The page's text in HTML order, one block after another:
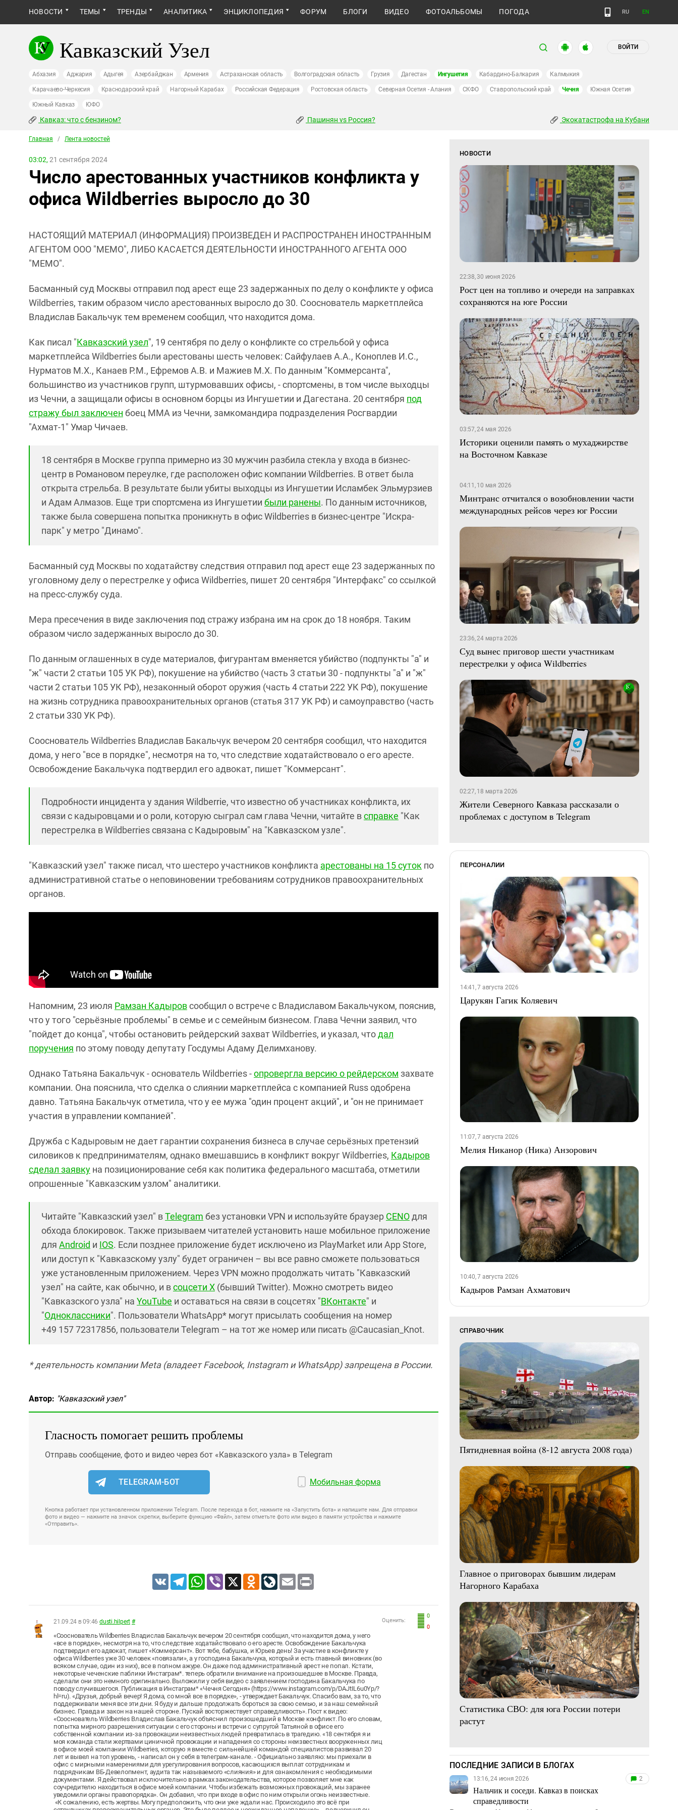
НОВОСТИ ТЕМЫ ТРЕНДЫ АНАЛИТИКА ЭНЦИКЛОПЕДИЯ ФОРУМ БЛОГИ ВИДЕО ФОТОАЛЬБОМЫ ПОГОДА RU EN
Кавказский Узел ВОЙТИ
Абхазия Аджария Адыгея Азербайджан Армения Астраханская область Волгоградская область Грузия Дагестан Ингушетия Кабардино-Балкария Калмыкия
Карачаево-Черкесия Краснодарский край Нагорный Карабах Российская Федерация Ростовская область Северная Осетия - Алания СКФО Ставропольский край Чечня Южная Осетия
Южный Кавказ ЮФО
Кавказ: что с бензином? Пашинян vs Россия? Экокатастрофа на Кубани
Главная / Лента новостей
03:02, 21 сентября 2024
Число арестованных участников конфликта у
офиса Wildberries выросло до 30
НАСТОЯЩИЙ МАТЕРИАЛ (ИНФОРМАЦИЯ) ПРОИЗВЕДЕН И РАСПРОСТРАНЕН ИНОСТРАННЫМ
АГЕНТОМ ООО "МЕМО", ЛИБО КАСАЕТСЯ ДЕЯТЕЛЬНОСТИ ИНОСТРАННОГО АГЕНТА ООО
"МЕМО".
Басманный суд Москвы отправил под арест еще 23 задержанных по делу о конфликте у офиса
Wildberries, таким образом число арестованных выросло до 30. Сооснователь маркетплейса
Владислав Бакальчук тем временем сообщил, что находится дома.
Как писал "Кавказский узел", 19 сентября по делу о конфликте со стрельбой у офиса
маркетплейса Wildberries были арестованы шесть человек: Сайфулаев А.А., Коноплев И.С.,
Нурматов М.Х., Канаев Р.М., Ефремов А.В. и Мажиев М.Х. По данным "Коммерсанта",
большинство из участников групп, штурмовавших офисы, - спортсмены, в том числе выходцы
из Чечни, а защищали офисы в основном борцы из Ингушетии и Дагестана. 20 сентября под
стражу был заключен боец ММА из Чечни, замкомандира подразделения Росгвардии
"Ахмат-1" Умар Чичаев.
18 сентября в Москве группа примерно из 30 мужчин разбила стекла у входа в бизнес-
центр в Романовом переулке, где расположен офис компании Wildberries. В ответ была
открыта стрельба. В результате были убиты выходцы из Ингушетии Исламбек Эльмурзиев
и Адам Алмазов. Еще три спортсмена из Ингушетии были ранены. По данным источников,
также была совершена попытка проникнуть в офис Wildberries в бизнес-центре "Искра-
парк" у метро "Динамо".
Басманный суд Москвы по ходатайству следствия отправил под арест еще 23 задержанных по
уголовному делу о перестрелке у офиса Wildberries, пишет 20 сентября "Интерфакс" со ссылкой
на пресс-службу суда.
Мера пресечения в виде заключения под стражу избрана им на срок до 18 ноября. Таким
образом число задержанных выросло до 30.
По данным оглашенных в суде материалов, фигурантам вменяется убийство (подпункты "а" и
"ж" части 2 статьи 105 УК РФ), покушение на убийство (часть 3 статьи 30 - подпункты "а" и "ж"
части 2 статьи 105 УК РФ), незаконный оборот оружия (часть 4 статьи 222 УК РФ), покушение
на жизнь сотрудника правоохранительных органов (статья 317 УК РФ) и самоуправство (часть
2 статьи 330 УК РФ).
Сооснователь Wildberries Владислав Бакальчук вечером 20 сентября сообщил, что находится
дома, у него "все в порядке", несмотря на то, что следствие ходатайствовало о его аресте.
Освобождение Бакальчука подтвердил его адвокат, пишет "Коммерсант".
Подробности инцидента у здания Wildberrie, что известно об участниках конфликта, их
связи с кадыровцами и о роли, которую сыграл сам глава Чечни, читайте всправке "Как
перестрелка в Wildberries связана с Кадыровым" на "Кавказском узле".
"Кавказский узел" также писал, что шестеро участников конфликта арестованы на 15 суток по
административной статье о неповиновении требованиям сотрудников правоохранительных
органов.
Напомним, 23 июля Рамзан Кадыровсообщил о встрече с Владиславом Бакальчуком, пояснив,
что у того "серьёзные проблемы" в семье и с семейным бизнесом. Глава Чечни заявил, что
"пойдет до конца", чтобы остановить рейдерский захват Wildberries, и указал, чтодал
поручения по этому поводу депутату Госдумы Адаму Делимханову.
Однако Татьяна Бакальчук - основатель Wildberries -опровергла версию о рейдерском захвате
компании. Она пояснила, что сделка о слиянии маркетплейса с компанией Russ одобрена
давно. Татьяна Бакальчук отметила, что у ее мужа "один процент акций", и "он не принимает
участия в управлении компанией".
Дружба с Кадыровым не дает гарантии сохранения бизнеса в случае серьёзных претензий
силовиков к предпринимателям, однако вмешавшись в конфликт вокруг Wildberries, Кадыров
сделал заявку на позиционирование себя как политика федерального масштаба, отметили
опрошенные "Кавказским узлом" аналитики.
Читайте "Кавказский узел" вTelegram без установки VPN и используйте браузер CENOдля
обхода блокировок. Также призываем читателей установить наше мобильное приложение
для Android и IOS. Если позднее приложение будет исключено из PlayMarket или App Store,
или доступ к "Кавказскому узлу" будет ограничен – вы все равно сможете пользоваться
уже установленным приложением. Через VPN можно продолжать читать "Кавказский
узел" на сайте, как обычно, и всоцсети X (бывший Twitter). Можно смотреть видео
"Кавказского узла" на YouTube и оставаться на связи в соцсетях "ВКонтакте" и
"Одноклассники". Пользователи WhatsApp* могут присылать сообщения на номер
+49 157 72317856, пользователи Telegram – на тот же номер или писать @Caucasian_Knot.
* деятельность компании Meta (владеет Facebook, Instagram и WhatsApp) запрещена в России.
Автор: "Кавказский узел"
Гласность помогает решить проблемы
Отправь сообщение, фото и видео через бот «Кавказского узла» в Telegram
TELEGRAM-БОТ Мобильная форма
Кнопка работает при установленном приложении Telegram. После перехода в бот, нажмите на «Запустить бота» и напишите нам. Для отправки
фото и видео — нажмите на значок скрепки, выберите функцию «Файл», затем отметьте фото или видео в памяти устройства и нажмите
«Отправить».
VK TelegramWhatsApp
Viber X Odnoklassniki
LiveJournal
Email
0
0
Оценить:
21.09.24 в 09:46 dusti.hilpert #
«Сооснователь Wildberries Владислав Бакальчук вечером 20 сентября сообщил, что находится дома, у него
«все в порядке», несмотря на то, что следствие ходатайствовало о его аресте. Освобождение Бакальчука
подтвердил его адвокат, пишет «Коммерсант». Вот тебе, бабушка, и Юрьев день! За участие в конфликте у
офиса Wildberries уже 30 человек «повязали», а у господина Бакальчука, который и есть главный виновник (во
всяком случае, один из них), все в полном ажуре. Он даже под административный арест не попал. Кстати,
некоторые чеченские паблики Инстаграм*. теперь обратили внимание на произошедшее в Москве. Правда,
сделали они это немного оригинально. Выложили у себя видео с заявлением господина Бакальчука по
поводу случившегося. Публикация в Инстаграм* «Чечня Сегодня» (https://www.instagram.com/p/DAJtIL6u0Yp/?
hl=ru). «Друзья, добрый вечер! Я дома, со мной все в порядке», - утверждает Бакальчук. Спасибо вам, за то, что
поддерживали меня все эти дни. Я буду и дальше продолжать бороться за свою семью, и за наш семейный
бизнес. Правда и закон на нашей стороне. Пускай восторжествует справедливость». Пост к видео:
«Сооснователь Wildberries Владислав Бакальчук объяснил произошедший в Москве конфликт. По его словам,
попытка мирного разрешения ситуации с его стороны и встречи с супругой Татьяной в офисе его
собственной компании из-за провокации неизвестных людей превратилась в трагедию. «18 сентября я и
моя команда стали жертвами циничной провокации и нападения со стороны неизвестных вооруженных лиц
в офисе моей компании Wildberries, которую я вместе с сильнейшей командой специалистов развивал 20
лет и вывел на топ уровень, - написал он у себя в телеграм-канале. - Официально заявляю: мы приехали в
офис с мирными намерениями для урегулирования вопросов, касающихся выплат сотрудникам и
подрядчикам ВБ-Девелопмент, аудита так называемого «слияния» и для ознакомления с необходимыми
документами. Я действовал исключительно в рамках законодательства, которое позволяет мне как
соучредителю находиться в офисе моей компании. Чтобы избежать возможных провокаций, мы заранее
уведомили органы правопорядка». Он добавил, что при входе в офис по ним открыли огонь неизвестные.
«К сожалению, есть жертвы. Могу предположить, что они уже ждали нас. Происходило это всё при
НОВОСТИ
22:38, 30 июня 2026
Рост цен на топливо и очереди на заправках
сохраняются на юге России
03:57, 24 мая 2026
Историки оценили память о мухаджирстве
на Восточном Кавказе
04:11, 10 мая 2026
Минтранс отчитался о возобновлении части
международных рейсов через юг России
23:36, 24 марта 2026
Суд вынес приговор шести участникам
перестрелки у офиса Wildberries
02:27, 18 марта 2026
Жители Северного Кавказа рассказали о
проблемах с доступом в Telegram
ПЕРСОНАЛИИ
14:41, 7 августа 2026
Царукян Гагик Коляевич
11:07, 7 августа 2026
Мелия Никанор (Ника) Анзорович
10:40, 7 августа 2026
Кадыров Рамзан Ахматович
СПРАВОЧНИК
Пятидневная война (8-12 августа 2008 года)
Главное о приговорах бывшим лидерам
Нагорного Карабаха
Статистика СВО: для юга России потери
растут
ПОСЛЕДНИЕ ЗАПИСИ В БЛОГАХ
13:16, 24 июня 2026
Нальчик и соседи. Кавказ в поисках
справедливости
2